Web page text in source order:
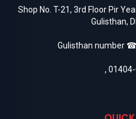
Shop No. T-21, 3rd Floor Pir
Gulisthan,
Gulisthan number ☎
,